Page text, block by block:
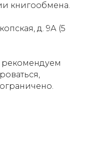
книгообмена.
д. 9А (5
рекомендуем